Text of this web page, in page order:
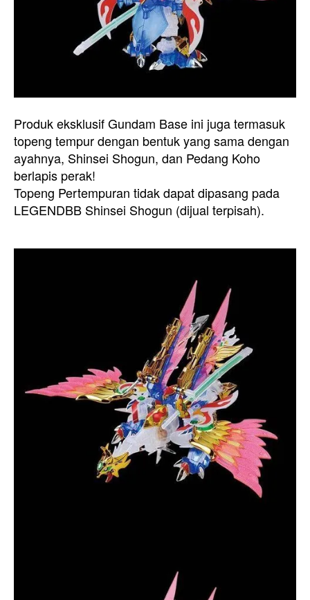
Produk eksklusif Gundam Base ini juga termasuk
topeng tempur dengan bentuk yang sama dengan
ayahnya, Shinsei Shogun, dan Pedang Koho
berlapis perak!
Topeng Pertempuran tidak dapat dipasang pada
LEGENDBB Shinsei Shogun (dijual terpisah).